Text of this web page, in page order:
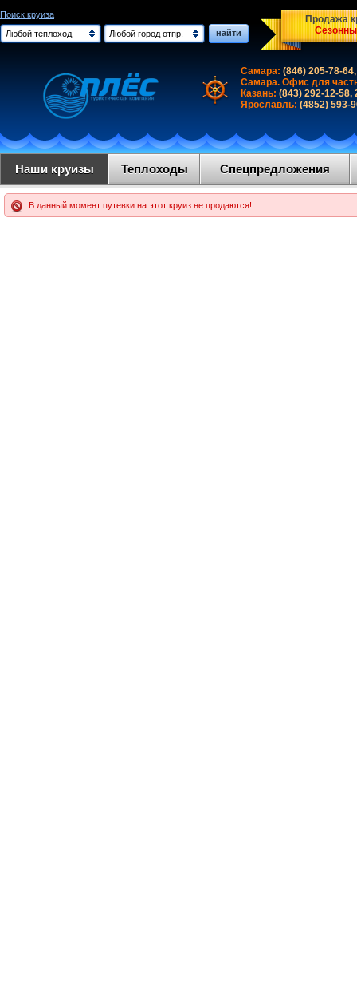
Поиск круиза
Любой теплоход
Любой город отпр. найти
Продажа
Самара: (846) 205-78-
Самара. Офис для
Казань: (843) 292-12-58,
Ярославль: (4852) 593-
Наши круизы Теплоходы Спецпредложения
В данный момент путевки на этот круиз не продаются!